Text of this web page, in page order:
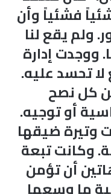
فشئياً وأن
ولم يقع لنا
إدارة
تحسد عليه.
كل نصح
أو توجيه.
وتيرة ضيقها
وكانت تبعة
أن تؤمن